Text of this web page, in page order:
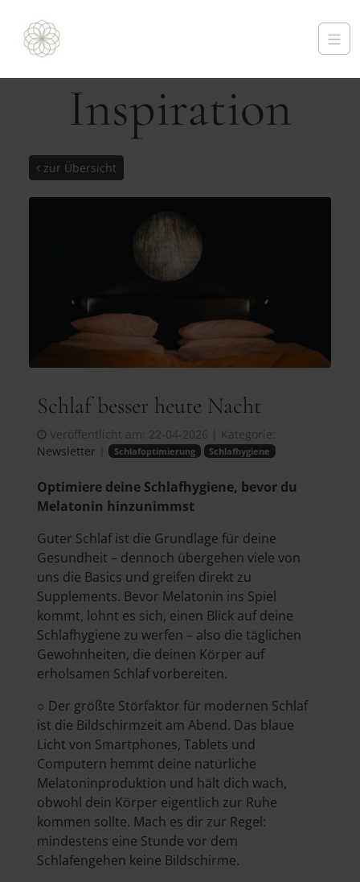
Inspiration
zur Übersicht
Schlaf besser heute Nacht
Veröffentlicht am: 22-04-2026 | Kategorie:
Newsletter
Schlafoptimierung Schlafhygiene
Optimiere deine Schlafhygiene, bevor du
Melatonin hinzunimmst
Guter Schlaf ist die Grundlage für deine
Gesundheit – dennoch übergehen viele von
uns die Basics und greifen direkt zu
Supplements. Bevor Melatonin ins Spiel
kommt, lohnt es sich, einen Blick auf deine
Schlafhygiene zu werfen – also die täglichen
Gewohnheiten, die deinen Körper auf
erholsamen Schlaf vorbereiten.
○ Der größte Störfaktor für modernen Schlaf
ist die Bildschirmzeit am Abend. Das blaue
Licht von Smartphones, Tablets und
Computern hemmt deine natürliche
Melatoninproduktion und hält dich wach,
obwohl dein Körper eigentlich zur Ruhe
kommen sollte. Mach es dir zur Regel:
mindestens eine Stunde vor dem
Schlafengehen keine Bildschirme.